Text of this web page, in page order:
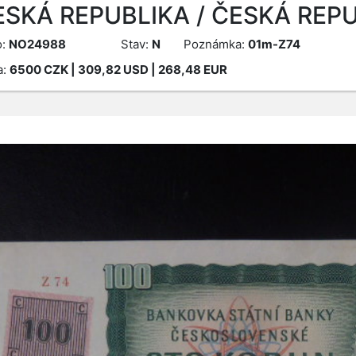
REPUBLIKA / ČESKÁ
NO24988 Stav: N Poznámka: 01m-Z74
6500CZK| 309,82 USD | 268,48 EUR